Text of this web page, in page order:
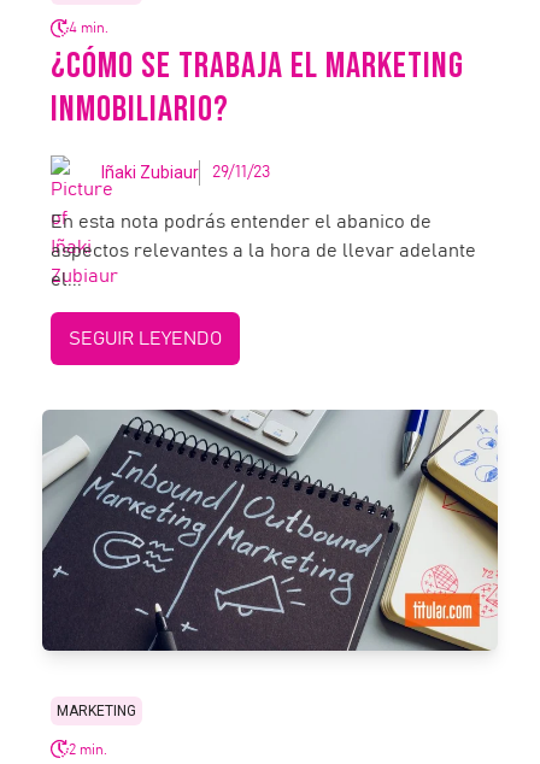
4 min.
¿CÓMO SE TRABAJA EL MARKETING
INMOBILIARIO?
Iñaki Zubiaur 29/11/23
En esta nota podrás entender el abanico de
aspectos relevantes a la hora de llevar adelante
el...
SEGUIR LEYENDO
MARKETING
2 min.